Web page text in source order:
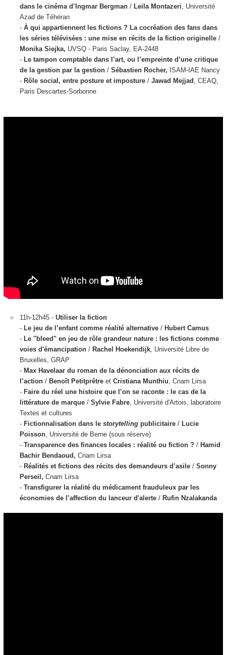
dans le cinéma d’Ingmar Bergman / Leila Montazeri , Université
Azad de Téhéran
- À qui appartiennent les fictions ? La cocréation des fans dans
les séries télévisées : une mise en récits de la fiction originelle /
Monika Siejka, UVSQ - Paris Saclay, EA-2448
- Le tampon comptable dans l’art, ou l’empreinte d’une critique
de la gestion par la gestion / Sébastien Rocher, ISAM-IAE Nancy
- Rôle social, entre posture et imposture / Jawad Mejjad
, CEAQ,
Paris Descartes-Sorbonne
11h-12h45 - Utiliser la fiction
- Le jeu de l’enfant comme réalité alternative / Hubert Camus
- Le "bleed" en jeu de rôle grandeur nature : les fictions comme
voies d'émancipation / Rachel Hoekendijk , Université Libre de
Bruxelles, GRAP
- Max Havelaar du roman de la dénonciation aux récits de
l’action / Benoît Petitprêtre et Cristiana Munthiu , Cnam Lirsa
- Faire du réel une histoire que l’on se raconte : le cas de la
littérature de marque / Sylvie Fabre , Université d'Artois, laboratoire
Textes et cultures
- Fictionnalisation dans le storytelling publicitaire / Lucie
Poisson , Université de Berne (sous réserve)
- Transparence des finances locales : réalité ou fiction ? / Hamid
Bachir Bendaoud, Cnam Lirsa
- Réalités et fictions des récits des demandeurs d’asile / Sonny
Perseil, Cnam Lirsa
- Transfigurer la réalité du médicament frauduleux par les
économies de l’affection du lanceur d'alerte / Rufin Nzalakanda